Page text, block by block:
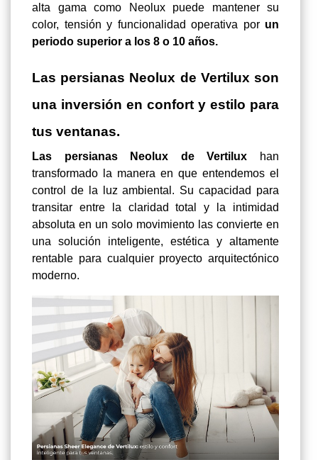
alta gama como Neolux puede mantener su
color, tensión y funcionalidad operativa por un
periodo superior a los 8 o 10 años.
Las persianas Neolux de Vertilux son
una inversión en confort y estilo para
tus ventanas.
Las persianas Neolux de Vertilux han
transformado la manera en que entendemos el
control de la luz ambiental. Su capacidad para
transitar entre la claridad total y la intimidad
absoluta en un solo movimiento las convierte en
una solución inteligente, estética y altamente
rentable para cualquier proyecto arquitectónico
moderno.